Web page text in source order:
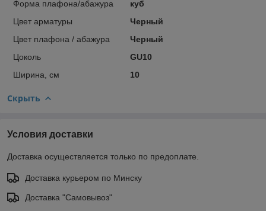
Форма плафона/абажура
куб
Цвет арматуры
Черный
Цвет плафона / абажура
Черный
Цоколь
GU10
Ширина, см
10
Скрыть
Условия доставки
Доставка осуществляется только по предоплате.
Доставка курьером по Минску
Доставка "Самовывоз"